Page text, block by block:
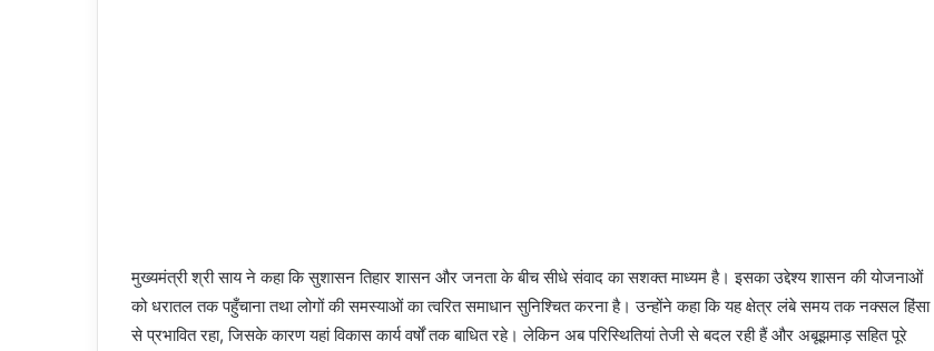
मुख्यमंत्री श्री साय ने कहा कि सुशासन तिहार शासन और जनता के बीच सीधे संवाद का सशक्त माध्यम है। इसका उद्देश्य शासन की योजनाओं
को धरातल तक पहुँचाना तथा लोगों की समस्याओं का त्वरित समाधान सुनिश्चित करना है। उन्होंने कहा कि यह क्षेत्र लंबे समय तक नक्सल हिंसा
से प्रभावित रहा, जिसके कारण यहां विकास कार्य वर्षों तक बाधित रहे। लेकिन अब परिस्थितियां तेजी से बदल रही हैं और अबूझमाड़ सहित पूरे